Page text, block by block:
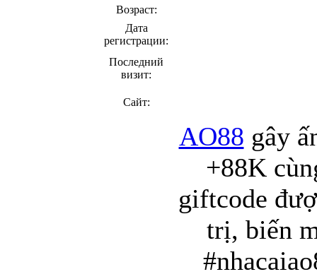
Возраст:
Дата
регистрации:
Последний
визит:
Сайт:
AO88 gây
+88K
giftcode
trị, biến